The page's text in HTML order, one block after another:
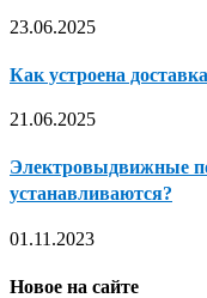
23.06.2025
Как устроена
21.06.2025
Электровыдвижные
устанавливаются?
01.11.2023
Новое на сайте